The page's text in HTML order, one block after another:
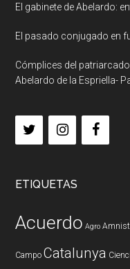
El gabinete de Abelardo:
El pasado conjugado en
Cómplices del
Abelardo de la Espriella-
ETIQUETAS
Acuerdo Agro
Campo Catalunya